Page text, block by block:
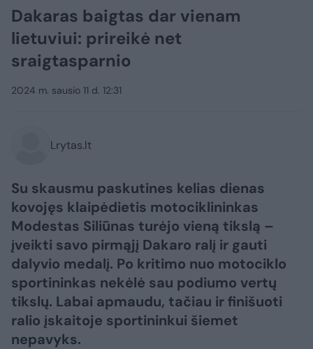
Dakaras baigtas dar vienam
lietuviui: prireikė net
sraigtasparnio
2024 m. sausio 11 d. 12:31
Lrytas.lt
Su skausmu paskutines kelias dienas
kovojęs klaipėdietis motociklininkas
Modestas Siliūnas turėjo vieną tikslą –
įveikti savo pirmąjį Dakaro ralį ir gauti
dalyvio medalį. Po kritimo nuo motociklo
sportininkas nekėlė sau podiumo vertų
tikslų. Labai apmaudu, tačiau ir finišuoti
ralio įskaitoje sportininkui šiemet
nepavyks.